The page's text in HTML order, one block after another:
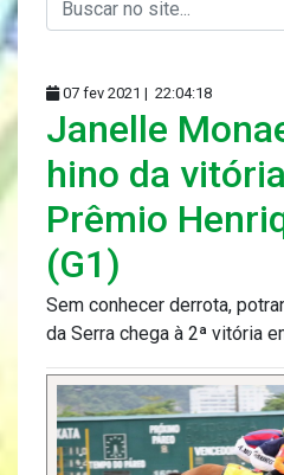
07 fev 2021 | 22:04:18
Janelle
hino da
Prêmio
(G1)
Sem conhecer derrota,
da Serra chega à 2ª vitória